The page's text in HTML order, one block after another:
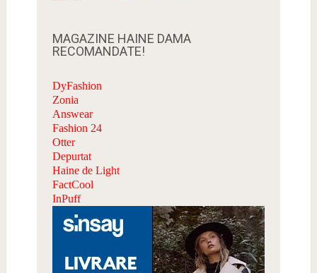
MAGAZINE HAINE DAMA
RECOMANDATE!
DyFashion
Zonia
Answear
Fashion 24
Otter
Depurtat
Haine de Light
FactCool
InPuff